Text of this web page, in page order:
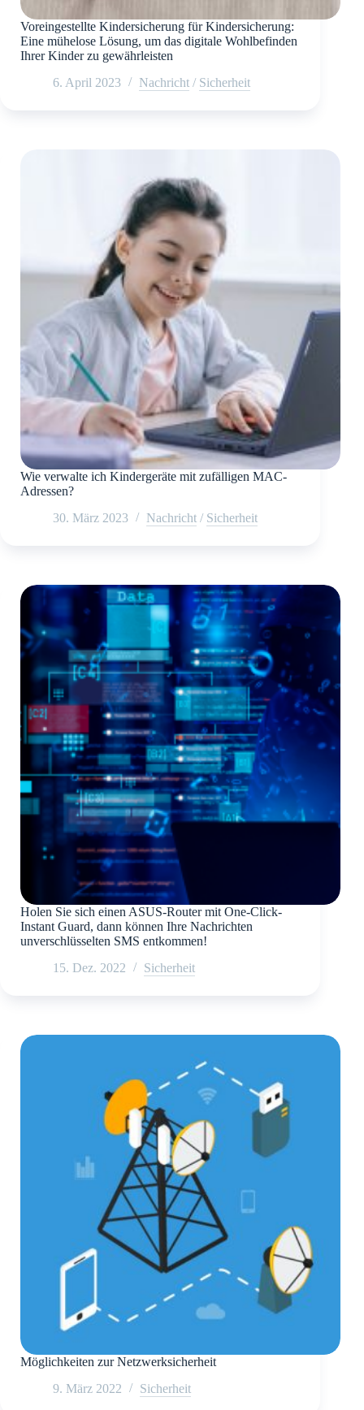
Voreingestellte Kindersicherung für Kindersicherung:
Eine mühelose Lösung, um das digitale Wohlbefinden
Ihrer Kinder zu gewährleisten
6. April 2023
Nachricht / Sicherheit
Wie verwalte ich Kindergeräte mit zufälligen MAC-
Adressen?
30. März 2023
Nachricht / Sicherheit
Holen Sie sich einen ASUS-Router mit One-Click-
Instant Guard, dann können Ihre Nachrichten
unverschlüsselten SMS entkommen!
15. Dez. 2022
Sicherheit
Möglichkeiten zur Netzwerksicherheit
9. März 2022
Sicherheit